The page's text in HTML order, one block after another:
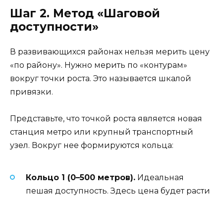
Шаг 2. Метод «Шаговой
доступности»
В развивающихся районах нельзя мерить цену
«по району». Нужно мерить по «контурам»
вокруг точки роста. Это называется шкалой
привязки.
Представьте, что точкой роста является новая
станция метро или крупный транспортный
узел. Вокруг нее формируются кольца:
Кольцо 1 (0–500 метров). Идеальная
пешая доступность. Здесь цена будет расти